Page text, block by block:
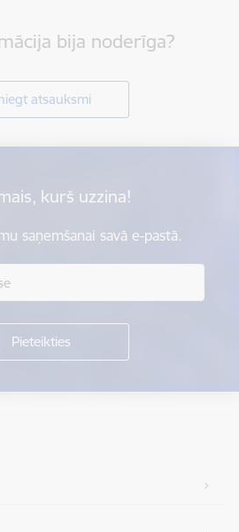
bija noderīga?
atsauksmi
kurš uzzina!
saņemšanai savā e-pastā.